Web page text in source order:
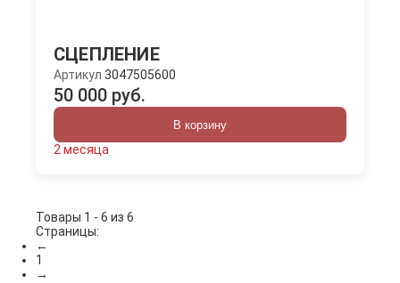
СЦЕПЛЕНИЕ
Артикул 3047505600
50 000 руб.
В корзину
2 месяца
Товары 1 - 6 из 6
Страницы:
←
1
→